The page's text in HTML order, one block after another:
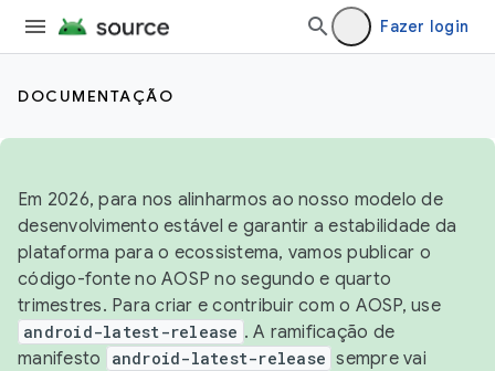
Fazer login
DOCUMENTAÇÃO
Em 2026, para nos alinharmos ao nosso modelo de
desenvolvimento estável e garantir a estabilidade da
plataforma para o ecossistema, vamos publicar o
código-fonte no AOSP no segundo e quarto
trimestres. Para criar e contribuir com o AOSP, use
android-latest-release . A ramificação de
manifesto
android-latest-release sempre vai